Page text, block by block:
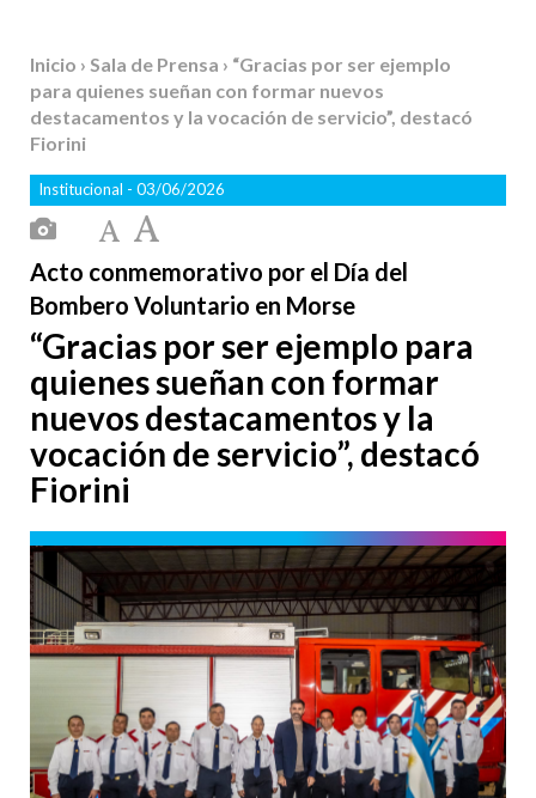
Inicio › Sala de Prensa › “Gracias por ser ejemplo
para quienes sueñan con formar nuevos
destacamentos y la vocación de servicio”, destacó
Fiorini
Institucional - 03/06/2026
Acto conmemorativo por el Día del
Bombero Voluntario en Morse
“Gracias por ser ejemplo para
quienes sueñan con formar
nuevos destacamentos y la
vocación de servicio”, destacó
Fiorini